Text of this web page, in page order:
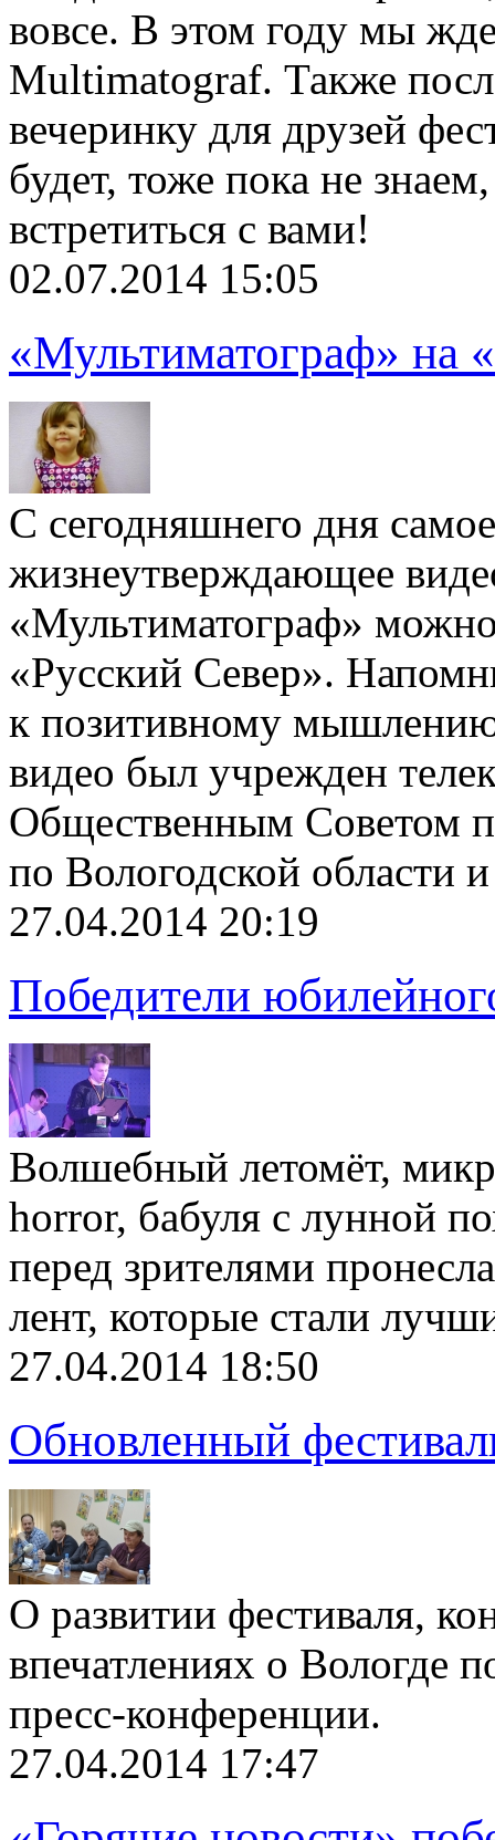
вовсе. В этом году мы
Multimatograf. Также
вечеринку для друзей
будет, тоже пока не
встретиться с вами!
02.07.2014 15:05
«Мультиматограф» на
С сегодняшнего дня
жизнеутверждающее
«Мультиматограф»
«Русский Север».
к позитивному
видео был учрежден
Общественным Советом
по Вологодской области
27.04.2014 20:19
Победители
Волшебный летомёт,
horror, бабуля с лунной
перед зрителями
лент, которые стали
27.04.2014 18:50
Обновленный
О развитии фестиваля,
впечатлениях о Вологде
пресс-конференции.
27.04.2014 17:47